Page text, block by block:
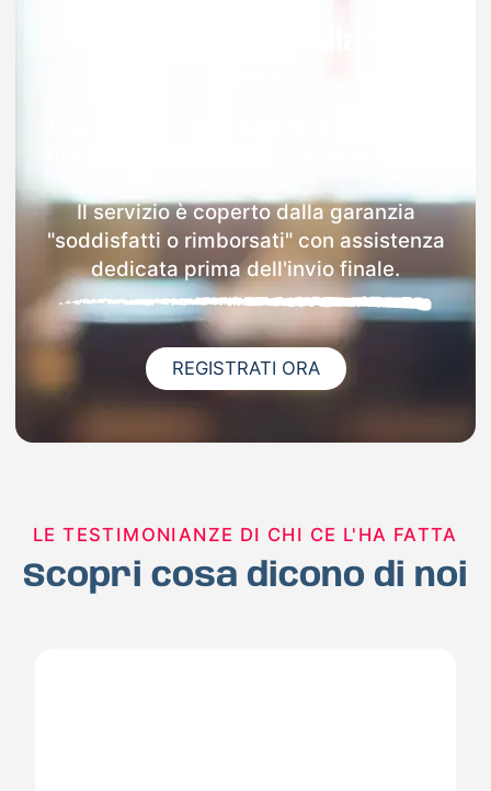
Il servizio è coperto dalla garanzia
"soddisfatti o rimborsati" con assistenza
dedicata prima dell'invio finale.
REGISTRATI ORA
LE TESTIMONIANZE DI CHI CE L'HA FATTA
Scopri cosa dicono di noi